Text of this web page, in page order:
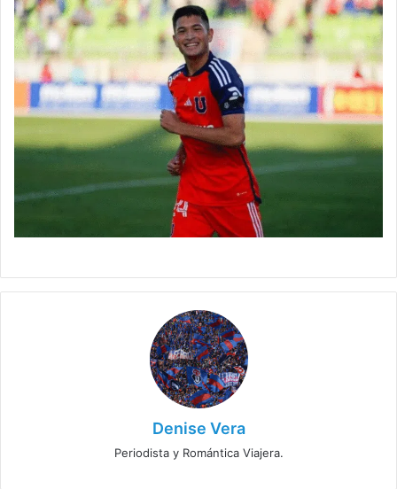
Denise Vera
Periodista y Romántica Viajera.